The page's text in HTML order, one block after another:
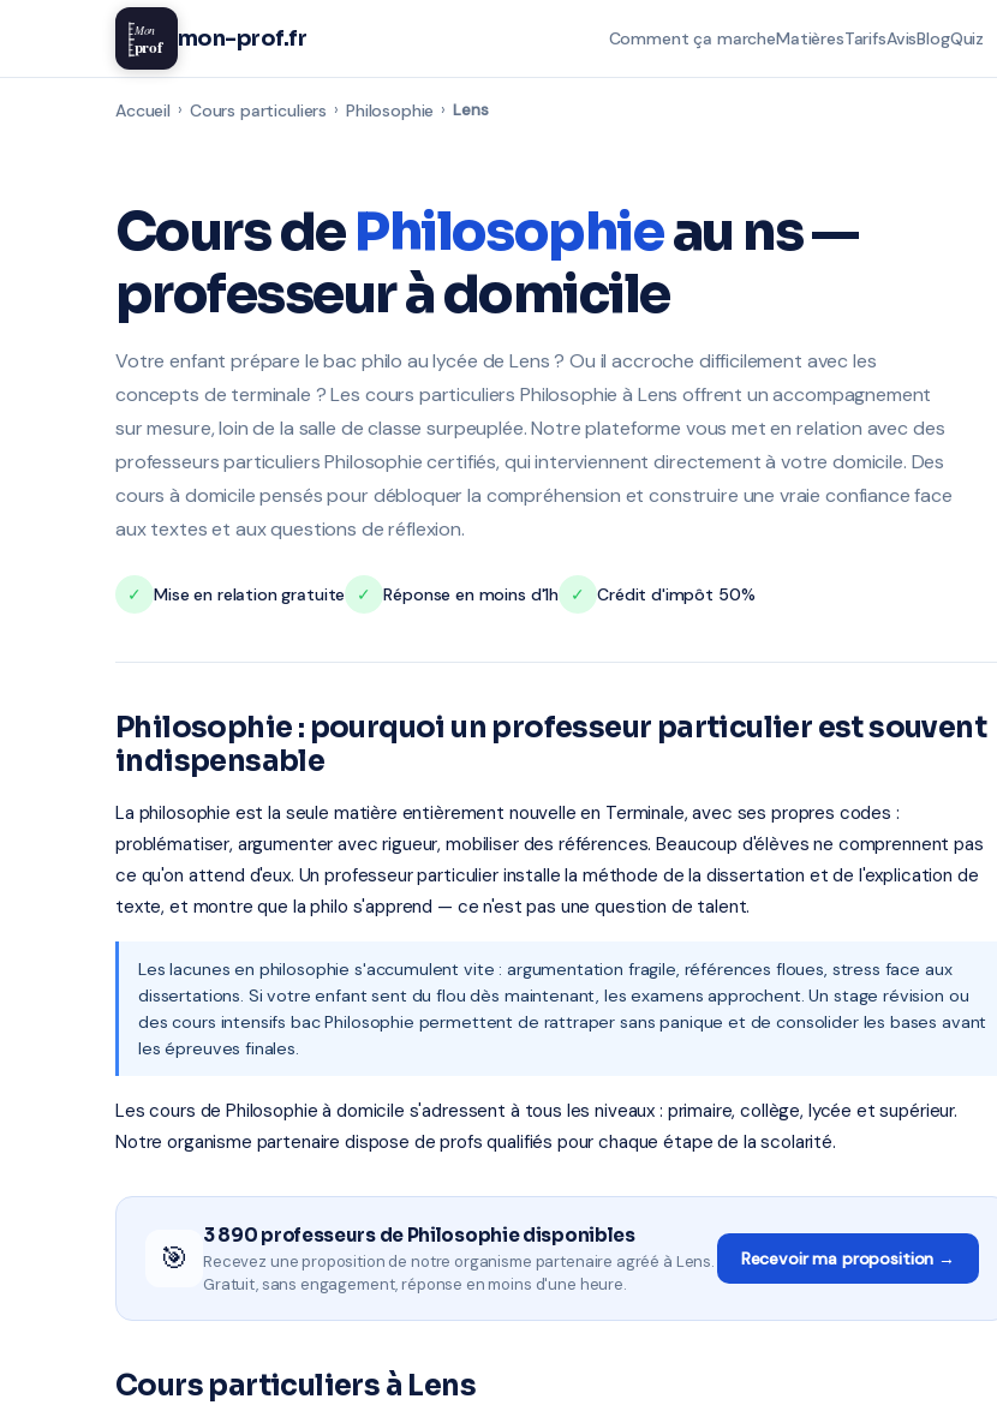
Mon
prof mon-prof.fr Comment ça marcheMatièresTarifsAvisBlogQuiz
Accueil › Cours particuliers › Philosophie › Lens
Cours dePhilosophieau ns —
professeur à domicile
Votre enfant prépare le bac philo au lycée de Lens ? Ou il accroche difficilement avec les
concepts de terminale ? Les cours particuliers Philosophie à Lens offrent un accompagnement
sur mesure, loin de la salle de classe surpeuplée. Notre plateforme vous met en relation avec des
professeurs particuliers Philosophie certifiés, qui interviennent directement à votre domicile. Des
cours à domicile pensés pour débloquer la compréhension et construire une vraie confiance face
aux textes et aux questions de réflexion.
✓ Mise en relation gratuite ✓ Réponse en moins d'1h ✓ Crédit d'impôt 50%
Philosophie : pourquoi un professeur particulier est souvent
indispensable
La philosophie est la seule matière entièrement nouvelle en Terminale, avec ses propres codes :
problématiser, argumenter avec rigueur, mobiliser des références. Beaucoup d'élèves ne comprennent pas
ce qu'on attend d'eux. Un professeur particulier installe la méthode de la dissertation et de l'explication de
texte, et montre que la philo s'apprend — ce n'est pas une question de talent.
Les lacunes en philosophie s'accumulent vite : argumentation fragile, références floues, stress face aux
dissertations. Si votre enfant sent du flou dès maintenant, les examens approchent. Un stage révision ou
des cours intensifs bac Philosophie permettent de rattraper sans panique et de consolider les bases avant
les épreuves finales.
Les cours de Philosophie à domicile s'adressent à tous les niveaux : primaire, collège, lycée et supérieur.
Notre organisme partenaire dispose de profs qualifiés pour chaque étape de la scolarité.
🎯
3 890 professeurs de Philosophie disponibles
Recevez une proposition de notre organisme partenaire agréé à Lens.
Gratuit, sans engagement, réponse en moins d'une heure.
Recevoir ma proposition →
Cours particuliers à Lens